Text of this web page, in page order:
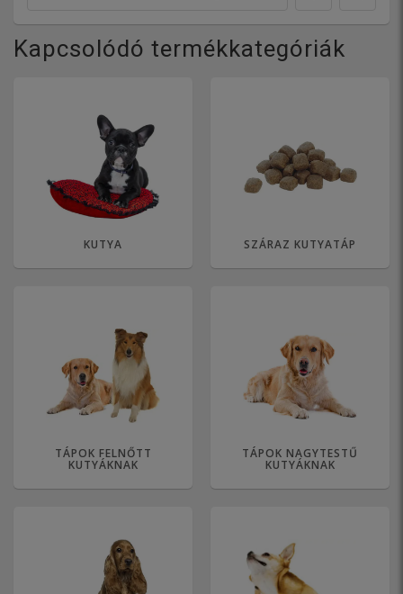
Kapcsolódó termékkategóriák
KUTYA SZÁRAZ KUTYATÁP
TÁPOK FELNŐTT
KUTYÁKNAK
TÁPOK NAGYTESTŰ
KUTYÁKNAK